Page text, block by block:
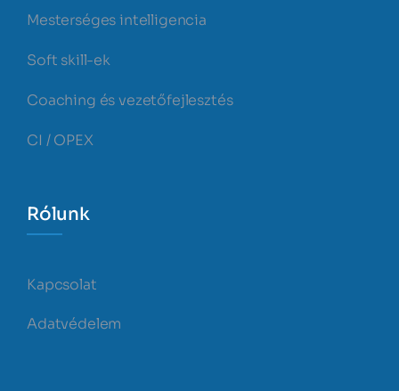
Mesterséges intelligencia
Soft skill-ek
Coaching és vezetőfejlesztés
CI / OPEX
Rólunk
Kapcsolat
Adatvédelem